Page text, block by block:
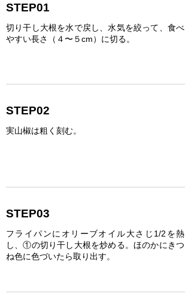
STEP01
切り干し大根を水で戻し、水気を絞って、食べ
やすい長さ（４〜５cm）に切る。
STEP02
実山椒は粗く刻む。
STEP03
フライパンにオリーブオイル大さじ1/2を熱
し、①の切り干し大根を炒める。ほのかにきつ
ね色に色づいたら取り出す。